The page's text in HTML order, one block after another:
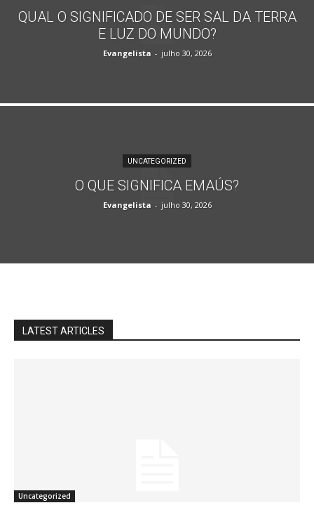
QUAL O SIGNIFICADO DE SER SAL DA TERRA
E LUZ DO MUNDO?
Evangelista - julho 30, 2026
UNCATEGORIZED
O QUE SIGNIFICA EMAÚS?
Evangelista - julho 30, 2026
LATEST ARTICLES
Uncategorized